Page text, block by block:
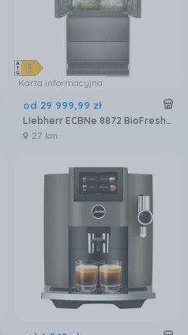
Karta informacyjna
od 29 999,99 zł
Liebherr ECBNe 8872 BioFresh NoFrost
27 km